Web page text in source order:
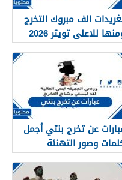
الف مبروك التخرج
للاعلى تويتر 2026
عن تخرج بنتي أجمل
وصور التهنئة
تخرج ابنتي